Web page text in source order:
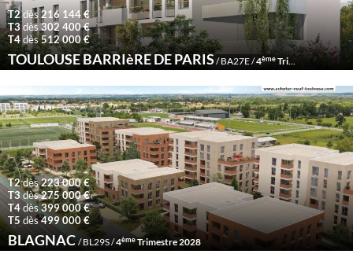
T2dès 216 144 €
T3dès302 400 €
T4dès512 000 €
TOULOUSE BARRIèRE DE PARIS / BA27E /4èmeTrimestre 2027
T2dès223 000 €
T3dès275 000 €
T4dès399 000 €
T5dès499 000 €
BLAGNAC/ BL29S /4èmeTrimestre 2028